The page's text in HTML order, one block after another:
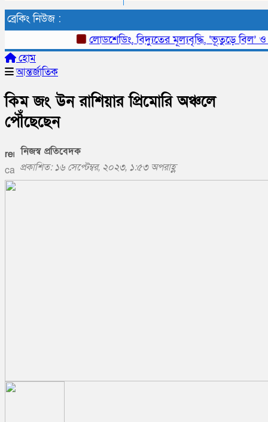
ব্রেকিং নিউজ :
লোডশেডিং, বিদ্যুতের মূল্যবৃদ্ধি, ‘ভূতুড়ে বিল’ ও
হোম
আন্তর্জাতিক
কিম জং উন রাশিয়ার প্রিমোরি অঞ্চলে
পৌঁছেছেন
নিজস্ব প্রতিবেদক
প্রকাশিত: ১৬ সেপ্টেম্বর, ২০২৩, ১:৫৩ অপরাহ্ণ